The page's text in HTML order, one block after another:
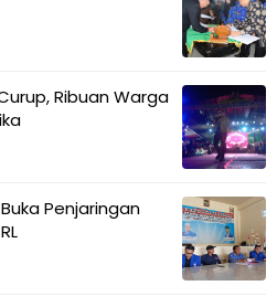
Ribuan Warga
Buka Penjaringan